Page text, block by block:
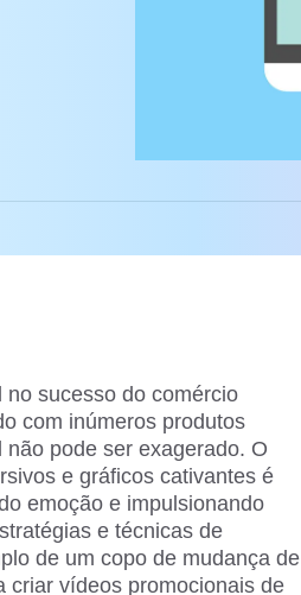
sucesso do comércio
com inúmeros produtos
pode ser exagerado. O
e gráficos cativantes é
emoção e impulsionando
e técnicas de
de um copo de mudança de
criar vídeos promocionais de